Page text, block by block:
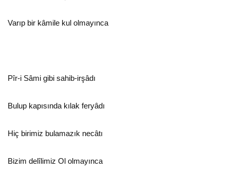
Varıp bir kâmile kul olmayınca
Pîr-i Sâmi gibi sahib-irşâdı
Bulup kapısında kılak feryâdı
Hiç birimiz bulamazık necâtı
Bizim delîlimiz Ol olmayınca